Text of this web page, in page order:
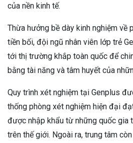
của nền kinh tế.
Thừa hưởng bề dày kinh nghiệm về
tiền bối, đội ngũ nhân viên lớp trẻ
tới thị trường khắp toàn quốc để
bằng tài năng và tâm huyết của
Quy trình xét nghiệm tại Genplus
thống phòng xét nghiệm hiện đại
được nhập khẩu từ những quốc gia
trên thế giới. Ngoài ra, trung tâm